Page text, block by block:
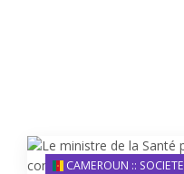
CAMEROUN :: SOCIETE